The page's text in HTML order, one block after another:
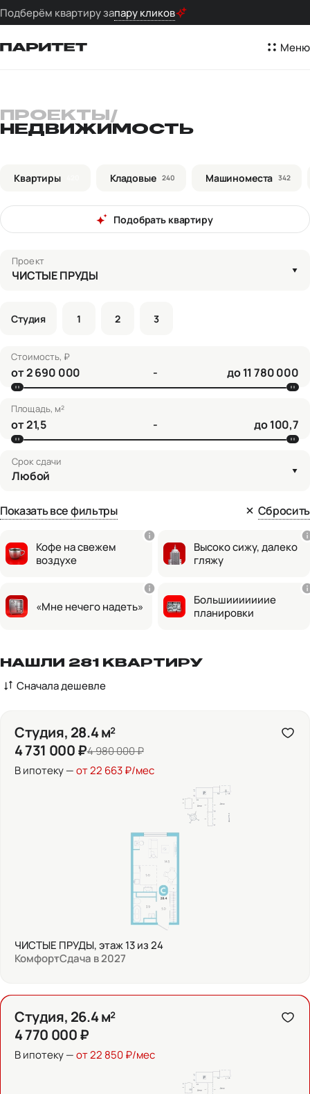
Подберём квартиру запару кликов
Меню
ПРОЕКТЫ /
НЕДВИЖИМОСТЬ
Квартиры Кладовые 240 Машиноместа 342
Подобрать квартиру
Проект
ЧИСТЫЕ ПРУДЫ
Студия 1 2 3
Стоимость, ₽
от - до
Площадь, м²
от - до
Срок сдачи
Любой
Показать все фильтры Сбросить
Кофе на свежем
воздухе
Высоко сижу, далеко
гляжу
«Мне нечего надеть»
Большииииииие
планировки
НАШЛИ 281 КВАРТИРУ
Сначала дешевле
Студия, 28.4 м²
4 731 000 ₽4 980 000 ₽
В ипотеку —от 22 663 ₽/мес
ЧИСТЫЕ ПРУДЫ, этаж 13 из 24
КомфортСдача в 2027
Студия, 26.4 м²
4 770 000 ₽
В ипотеку —от 22 850 ₽/мес